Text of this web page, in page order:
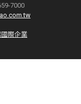
7000
際企業